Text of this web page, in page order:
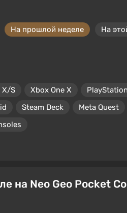
На прошлой неделе
На
X/S Xbox One X
Steam Deck Meta Quest
на Neo Geo Pocket